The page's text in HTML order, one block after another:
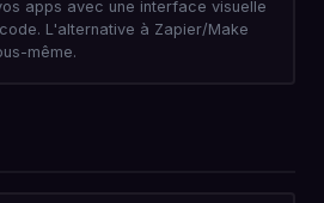
apps avec une interface visuelle
L'alternative à Zapier/Make
même.